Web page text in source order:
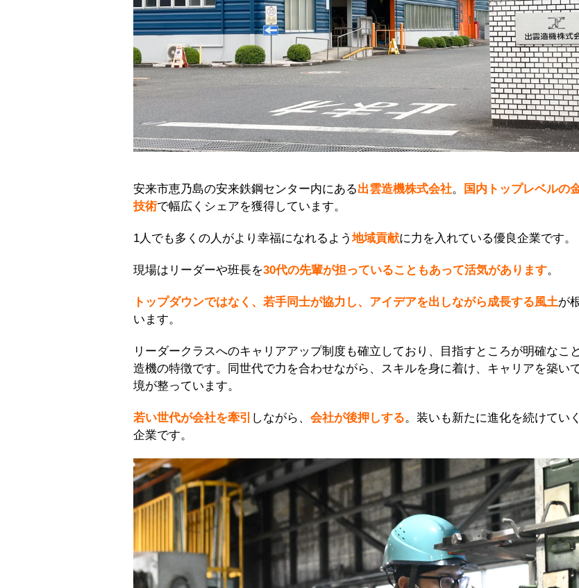
安来市恵乃島の安来鉄鋼センター内にある出雲造機株式会社。 国内トップレベルの
技術で幅広くシェアを獲得しています。
1人でも多くの人がより幸福になれるよう 地域貢献に力を入れている優良企業です。
現場はリーダーや班長を30代の先輩が担っていることもあって活気があります。
トップダウンではなく、若手同士が協力し、アイデアを出しながら成長する風土が
います。
リーダークラスへのキャリアアップ制度も確立しており、目指すところが明確なこ
造機の特徴です。同世代で力を合わせながら、スキルを身に着け、キャリアを築い
境が整っています。
若い世代が会社を牽引 しながら、 会社が後押しする。装いも新たに進化を続けてい
企業です。